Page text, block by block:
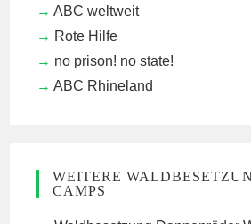
ABC weltweit
Rote Hilfe
no prison! no state!
ABC Rhineland
WEITERE
CAMPS